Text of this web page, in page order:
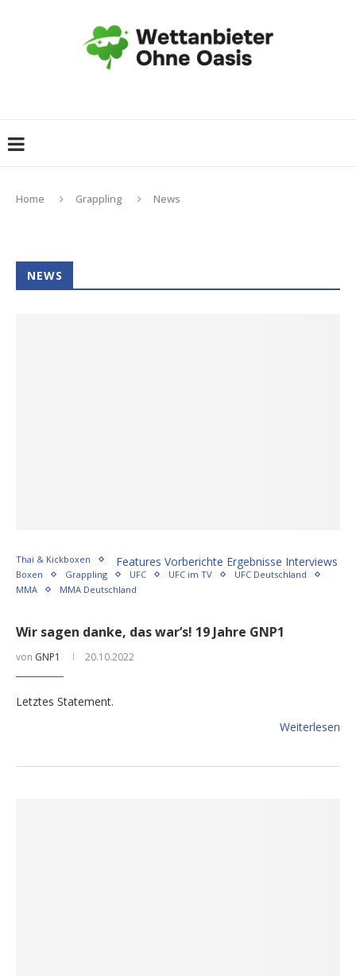
Home Grappling News
NEWS
Thai & Kickboxen Features Vorberichte Ergebnisse Interviews
Boxen Grappling UFC UFC im TV
UFC Deutschland
MMA
MMA Deutschland
Wir sagen danke, das war’s! 19 Jahre GNP1
von GNP1 20.10.2022
Letztes Statement.
Weiterlesen